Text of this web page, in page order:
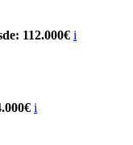
112.000€ i
i